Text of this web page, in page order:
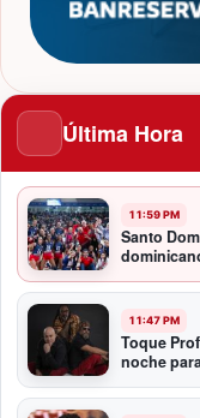
Última Hora
11:59 PM
Santo
11:47 PM
Toque
noche